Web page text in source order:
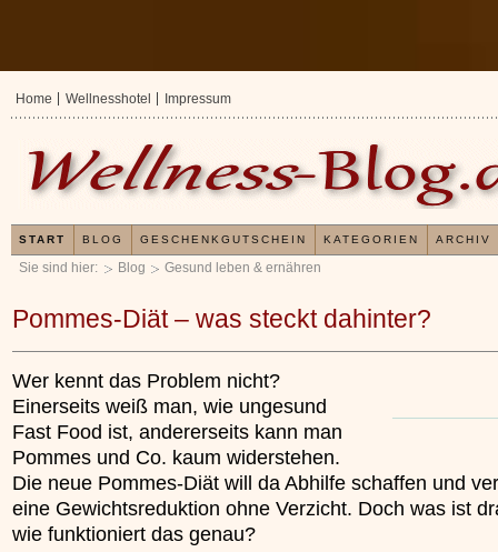
Sie sind hier: Blog Gesund leben & ernähren
Pommes-Diät – was steckt dahinter?
Wer kennt das Problem nicht?
Einerseits weiß man, wie ungesund
Fast Food ist, andererseits kann man
Pommes und Co. kaum widerstehen.
Die neue Pommes-Diät will da Abhilfe schaffen und
eine Gewichtsreduktion ohne Verzicht. Doch was ist
wie funktioniert das genau?
Erfahrungen mit und Anwendungsweisen von
»»»
Home Wellnesshotel Impressum
START BLOG GESCHENKGUTSCHEIN KATEGORIEN ARCHIV